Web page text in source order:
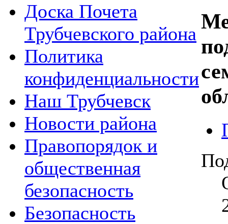
Доска Почета
Трубчевского района
Политика
конфиденциальности
Наш Трубчевск
Новости района
Правопорядок и
общественная
безопасность
Безопасность